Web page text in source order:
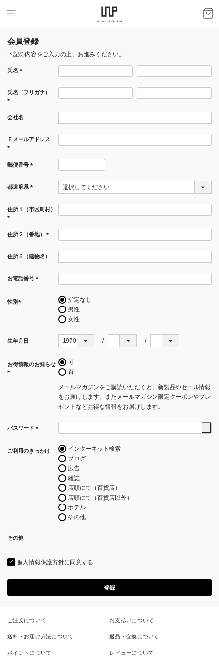
会員登録
下記の内容をご入力の上、お進みください。
氏名
氏名（フリガナ）
須)
会社名
Ｅメールアドレス
須)
郵便番号
都道府県
住所１（市区町村）
須)
住所２（番地）
住所３（建物名）
お電話番号
性別
指定なし
男性
女性
生年月日
お得情報のお知らせ
可
否
メールマガジンをご購読いただくと、新製品やセール情報
をお届けします。またメールマガジン限定クーポンやプレ
ゼントなどお得な情報をお届けします。
パスワード
ご利用のきっかけ
インターネット検索
ブログ
広告
雑誌
店頭にて（百貨店）
店頭にて（百貨店以外）
ホテル
その他
その他
個人情報保護方針に同意する
登録
ご注文について お支払いについて
送料・お届け方法について 返品・交換について
ポイントについて レビューについて